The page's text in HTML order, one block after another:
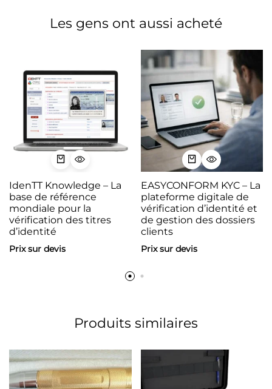
Les gens ont aussi acheté
IdenTT Knowledge – La
base de référence
mondiale pour la
vérification des titres
d’identité
Prix sur devis
EASYCONFORM KYC – La
plateforme digitale de
vérification d’identité et
de gestion des dossiers
clients
Prix sur devis
Produits similaires